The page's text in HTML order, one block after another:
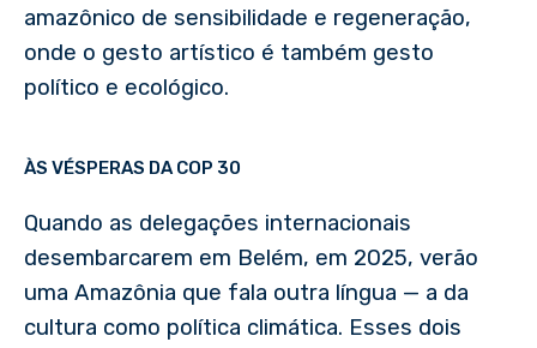
amazônico de sensibilidade e regeneração,
onde o gesto artístico é também gesto
político e ecológico.
ÀS VÉSPERAS DA COP 30
Quando as delegações internacionais
desembarcarem em Belém, em 2025, verão
uma Amazônia que fala outra língua — a da
cultura como política climática. Esses dois